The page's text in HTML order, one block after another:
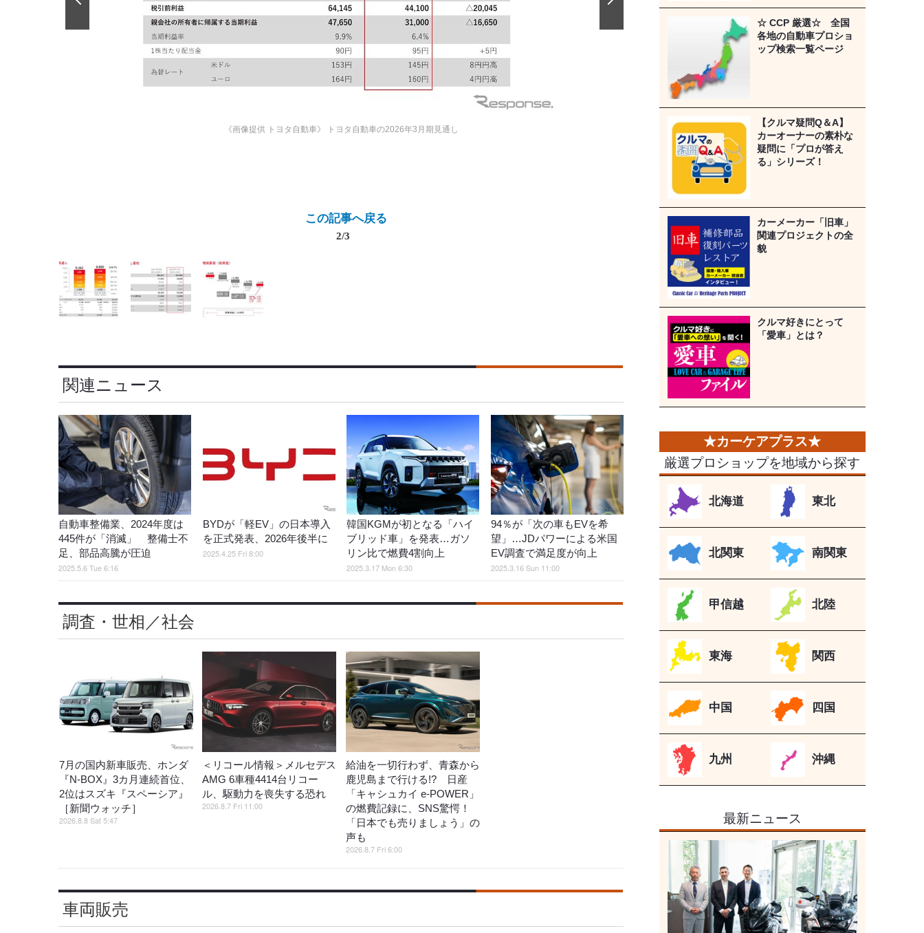
《画像提供 トヨタ自動車》 トヨタ自動車の2026年3月期見通し
この記事へ戻る
2/3
関連ニュース
自動車整備業、2024年度は
445件が「消滅」 整備士不
足、部品高騰が圧迫
2025.5.6 Tue 6:16
BYDが「軽EV」の日本導入
を正式発表、2026年後半に
2025.4.25 Fri 8:00
韓国KGMが初となる「ハイ
ブリッド車」を発表…ガソ
リン比で燃費4割向上
2025.3.17 Mon 6:30
94％が「次の車もEVを希
望」…JDパワーによる米国
EV調査で満足度が向上
2025.3.16 Sun 11:00
調査・世相／社会
7月の国内新車販売、ホンダ
『N-BOX』3カ月連続首位、
2位はスズキ『スペーシア』
［新聞ウォッチ］
2026.8.8 Sat 5:47
＜リコール情報＞メルセデス
AMG 6車種4414台リコー
ル、駆動力を喪失する恐れ
2026.8.7 Fri 11:00
給油を一切行わず、青森から
鹿児島まで行ける!? 日産
「キャシュカイ e-POWER」
の燃費記録に、SNS驚愕！
「日本でも売りましょう」の
声も
2026.8.7 Fri 6:00
車両販売
☆ CCP 厳選☆ 全国
各地の自動車プロショ
ップ検索一覧ページ
【クルマ疑問Q＆A】
カーオーナーの素朴な
疑問に「プロが答え
る」シリーズ！
カーメーカー「旧車」
関連プロジェクトの全
貌
クルマ好きにとって
「愛車」とは？
厳選プロショップを地域から探す
北海道 東北
北関東 南関東
甲信越 北陸
東海 関西
中国 四国
九州 沖縄
最新ニュース